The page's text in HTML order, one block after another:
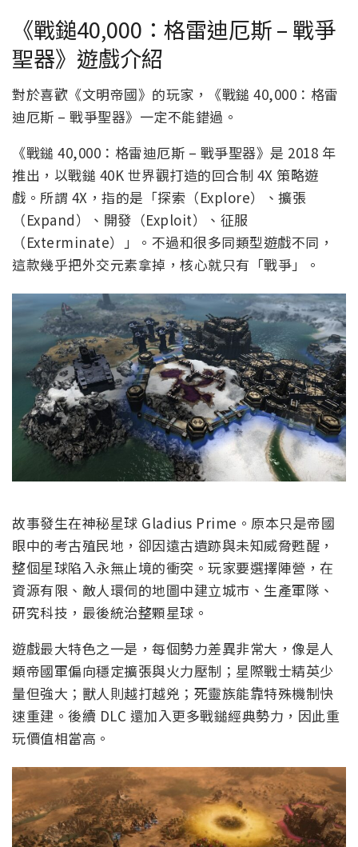
《戰鎚40,000：格雷迪厄斯 – 戰爭
聖器》遊戲介紹
對於喜歡《文明帝國》的玩家，《戰鎚 40,000：格雷
迪厄斯 – 戰爭聖器》一定不能錯過。
《戰鎚 40,000：格雷迪厄斯 – 戰爭聖器》是 2018 年
推出，以戰鎚 40K 世界觀打造的回合制 4X 策略遊
戲。所謂 4X，指的是「探索（Explore）、擴張
（Expand）、開發（Exploit）、征服
（Exterminate）」。不過和很多同類型遊戲不同，
這款幾乎把外交元素拿掉，核心就只有「戰爭」。
故事發生在神秘星球 Gladius Prime。原本只是帝國
眼中的考古殖民地，卻因遠古遺跡與未知威脅甦醒，
整個星球陷入永無止境的衝突。玩家要選擇陣營，在
資源有限、敵人環伺的地圖中建立城市、生產軍隊、
研究科技，最後統治整顆星球。
遊戲最大特色之一是，每個勢力差異非常大，像是人
類帝國軍偏向穩定擴張與火力壓制；星際戰士精英少
量但強大；獸人則越打越兇；死靈族能靠特殊機制快
速重建。後續 DLC 還加入更多戰鎚經典勢力，因此重
玩價值相當高。